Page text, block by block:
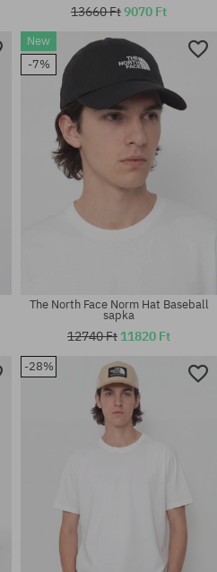
univerzális méret
univerzális méret
13660 Ft9070 Ft
New
-7%
The North Face Norm Hat Baseball
sapka
12740 Ft 11820 Ft
-28%